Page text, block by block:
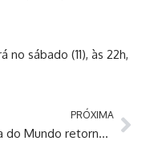
sábado (11), às 22h,
PRÓXIMA
Copa do Mundo retorna com o duelo entre França e Marrocos